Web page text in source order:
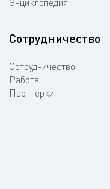
Энциклопедия
Сотрудничество
Сотрудничество
Работа
Партнерки